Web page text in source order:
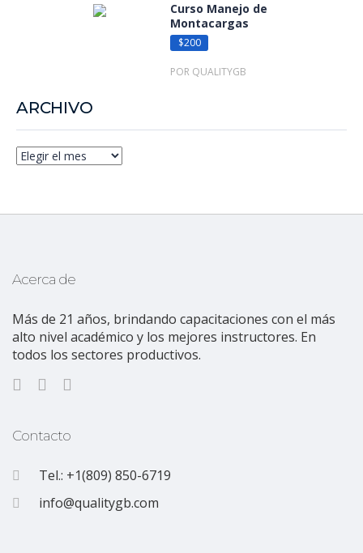
Curso Manejo de
Montacargas
$200
POR QUALITYGB
ARCHIVO
Acerca de
Más de 21 años, brindando capacitaciones con el más
alto nivel académico y los mejores instructores. En
todos los sectores productivos.
Contacto
Tel.: +1(809) 850-6719
info@qualitygb.com